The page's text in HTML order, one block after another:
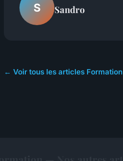
S Sandro
← Voir tous les articles Formation